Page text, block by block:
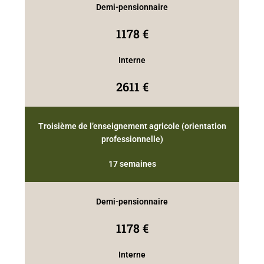
Demi-pensionnaire
1178 €
Interne
2611 €
Troisième de l’enseignement agricole (orientation
professionnelle)
17 semaines
Demi-pensionnaire
1178 €
Interne